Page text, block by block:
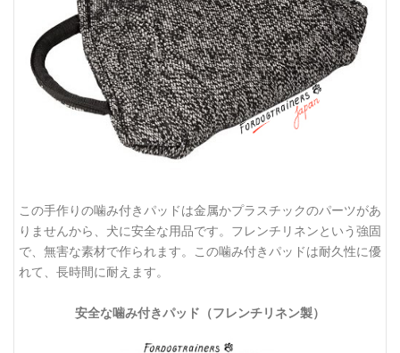
この手作りの噛み付きパッドは金属かプラスチックのパーツがあ
りませんから、犬に安全な用品です。フレンチリネンという強固
で、無害な素材で作られます。この噛み付きパッドは耐久性に優
れて、長時間に耐えます。
安全な噛み付きパッド（フレンチリネン製）